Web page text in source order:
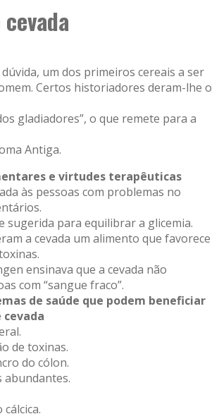
um dos primeiros cereais a ser
Certos historiadores deram-lhe o
gladiadores”, o que remete para a
Antiga.
e virtudes terapêuticas
às pessoas com problemas no
sugerida para equilibrar a glicemia.
a cevada um alimento que favorece
ensinava que a cevada não
com “sangue fraco”.
de saúde que podem beneficiar
cevada
de toxinas.
do cólon.
abundantes.